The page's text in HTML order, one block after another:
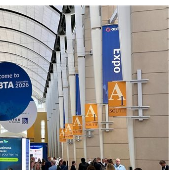
setor de viagens corporativas reuniu mais